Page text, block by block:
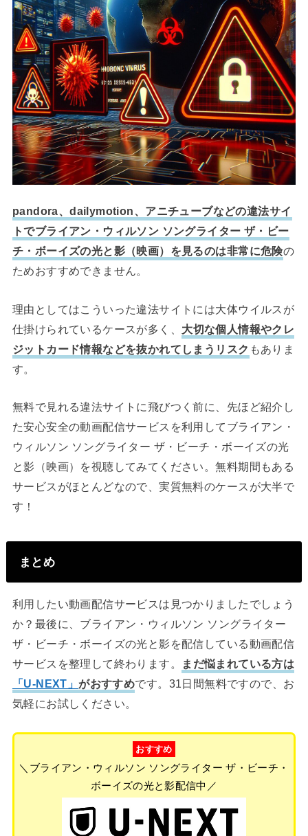
pandora、dailymotion、アニチューブなどの違法サイ
トでブライアン・ウィルソン ソングライター ザ・ビー
チ・ボーイズの光と影（映画）を見るのは非常に危険の
ためおすすめできません。
理由としてはこういった違法サイトには大体ウイルスが
仕掛けられているケースが多く、 大切な個人情報やクレ
ジットカード情報などを抜かれてしまうリスク もありま
す。
無料で見れる違法サイトに飛びつく前に、先ほど紹介し
た安心安全の動画配信サービスを利用してブライアン・
ウィルソン ソングライター ザ・ビーチ・ボーイズの光
と影（映画）を視聴してみてください。無料期間もある
サービスがほとんどなので、実質無料のケースが大半で
す！
まとめ
利用したい動画配信サービスは見つかりましたでしょう
か？最後に、ブライアン・ウィルソン ソングライター
ザ・ビーチ・ボーイズの光と影を配信している動画配信
サービスを整理して終わります。
まだ悩まれている方は
「U-NEXT」がおすすめです。31日間無料ですので、お
気軽にお試しください。
おすすめ
＼ブライアン・ウィルソン ソングライター ザ・ビーチ・
ボーイズの光と影配信中／